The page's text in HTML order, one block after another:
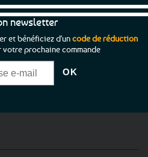
newsletter
et bénéficiez d'uncode de réduction
prochaine commande